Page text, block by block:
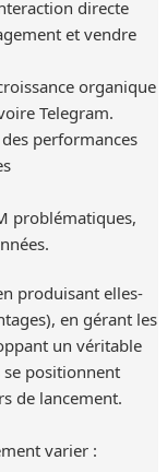
directe
et vendre
organique
Telegram.
performances
problématiques,
produisant elles-
en gérant les
un véritable
positionnent
de lancement.
varier :